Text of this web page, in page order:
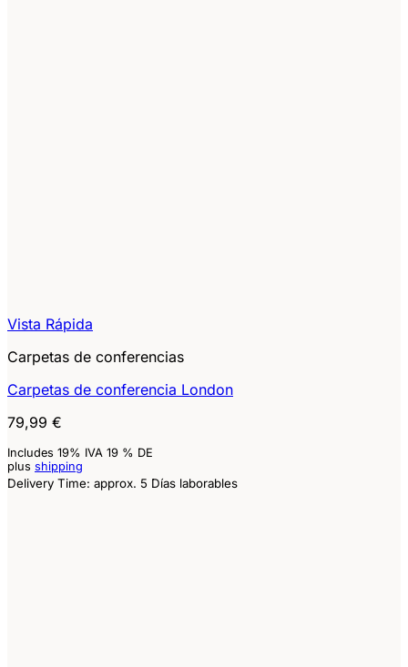
Vista Rápida
Carpetas de conferencias
Carpetas de conferencia London
79,99 €
Includes 19% IVA 19 % DE
plus shipping
Delivery Time: approx. 5 Días laborables